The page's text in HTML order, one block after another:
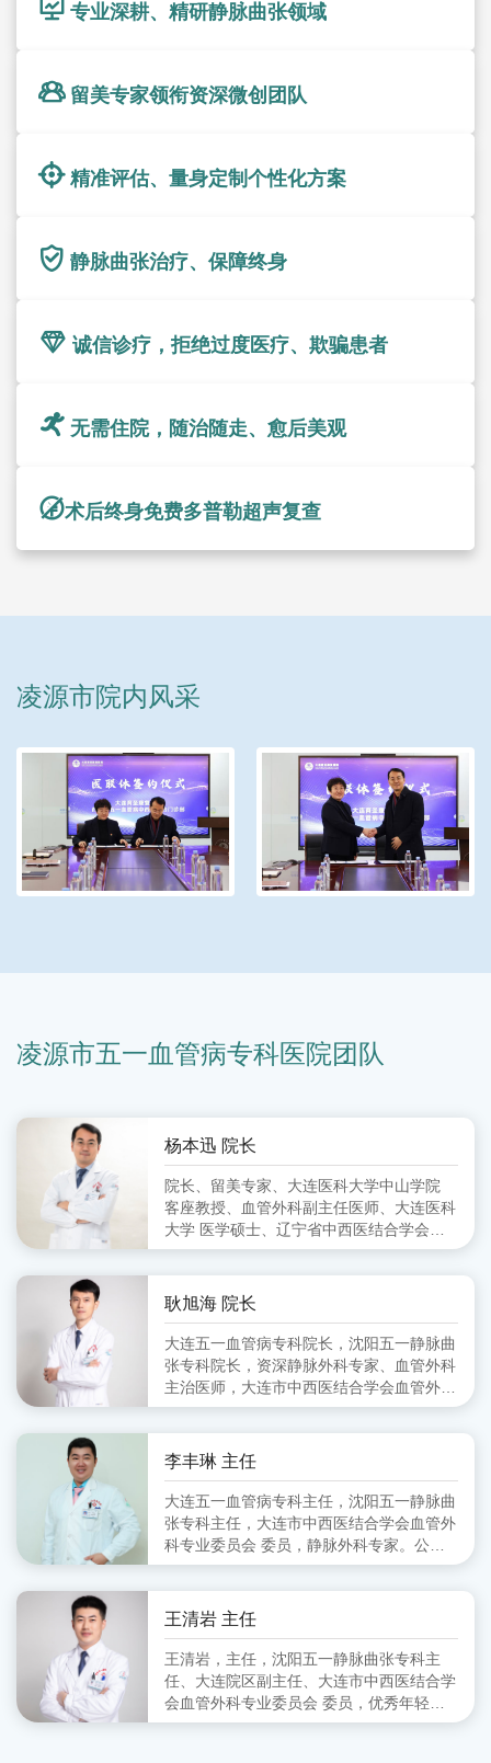
专业深耕、精研静脉曲张领域
留美专家领衔资深微创团队
精准评估、量身定制个性化方案
静脉曲张治疗、保障终身
诚信诊疗，拒绝过度医疗、欺骗患者
无需住院，随治随走、愈后美观
术后终身免费多普勒超声复查
凌源市院内风采
凌源市五一血管病专科医院团队
杨本迅 院长
院长、留美专家、大连医科大学中山学院
客座教授、血管外科副主任医师、大连医科
大学 医学硕士、辽宁省中西医结合学会周
围血管病分会 委员、大连市中西医结合学
会血管外科分会 副主任委员、大连市医师
协会血管外科分会 委员
耿旭海 院长
大连五一血管病专科院长，沈阳五一静脉曲
张专科院长，资深静脉外科专家、血管外科
主治医师，大连市中西医结合学会血管外科
专业委员会 委员,毕业于锦州医学院
李丰琳 主任
大连五一血管病专科主任，沈阳五一静脉曲
张专科主任，大连市中西医结合学会血管外
科专业委员会 委员，静脉外科专家。公立
医院从事血管外科工作十余年，擅长对下肢
静脉曲张的超声定位引导下的微创治疗。
王清岩 主任
王清岩，主任，沈阳五一静脉曲张专科主
任、大连院区副主任、大连市中西医结合学
会血管外科专业委员会 委员，优秀年轻静
脉外科专家。毕业于山东第一医科大学，三